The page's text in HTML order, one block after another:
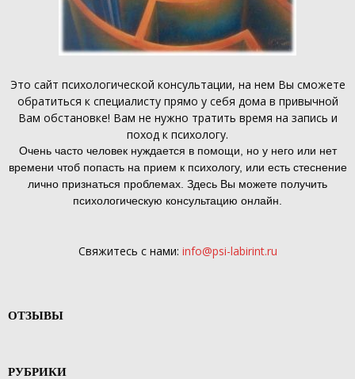
Это сайт психологической консультации, на нем Вы сможете
обратиться к специалисту прямо у себя дома в привычной
Вам обстановке! Вам не нужно тратить время на запись и
поход к психологу.
Очень часто человек нуждается в помощи, но у него или нет
времени чтоб попасть на прием к психологу, или есть стеснение
лично признаться проблемах. Здесь Вы можете получить
психологическую консультацию онлайн.
Свяжитесь с нами: info@psi-labirint.ru
ОТЗЫВЫ
РУБРИКИ